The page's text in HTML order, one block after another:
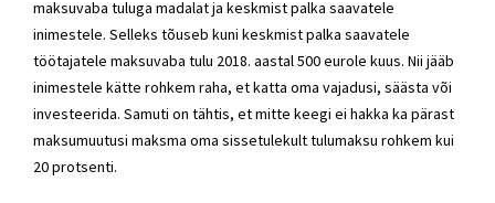
maksuvaba tuluga madalat ja keskmist palka saavatele
inimestele. Selleks tõuseb kuni keskmist palka saavatele
töötajatele maksuvaba tulu 2018. aastal 500 eurole kuus. Nii jääb
inimestele kätte rohkem raha, et katta oma vajadusi, säästa või
investeerida. Samuti on tähtis, et mitte keegi ei hakka ka pärast
maksumuutusi maksma oma sissetulekult tulumaksu rohkem kui
20 protsenti.